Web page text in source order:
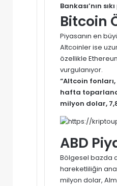
Bankası’nın
Bitcoin
Piyasanın en
Altcoinler ise
özellikle
vurgulanıyor.
“Altcoin
hafta
milyon dolar,
ABD
Bölgesel bazda
hareketliliğin ana
milyon dolar,